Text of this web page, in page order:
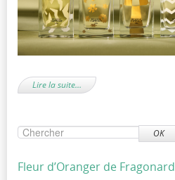
Lire la suite…
OK
Fleur d’Oranger de Fragonard